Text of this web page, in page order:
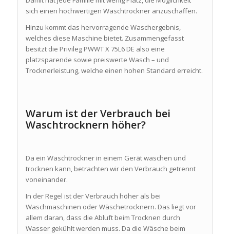
sich einen hochwertigen Waschtrockner anzuschaffen.
Hinzu kommt das hervorragende Waschergebnis,
welches diese Maschine bietet. Zusammengefasst
besitzt die Privileg PWWT X 75L6 DE also eine
platzsparende sowie preiswerte Wasch – und
Trocknerleistung, welche einen hohen Standard erreicht.
Warum ist der Verbrauch bei
Waschtrocknern höher?
Da ein Waschtrockner in einem Gerät waschen und
trocknen kann, betrachten wir den Verbrauch getrennt
voneinander.
In der Regel ist der Verbrauch höher als bei
Waschmaschinen oder Wäschetrocknern. Das liegt vor
allem daran, dass die Abluft beim Trocknen durch
Wasser gekühlt werden muss. Da die Wäsche beim